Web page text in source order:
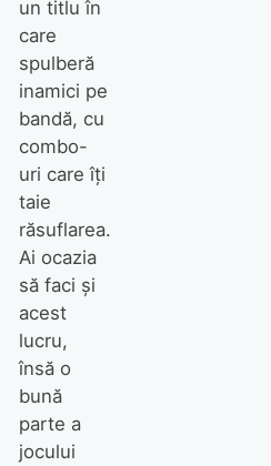
un titlu în
care
spulberă
inamici pe
bandă, cu
combo-
uri care îţi
taie
răsuflarea.
Ai ocazia
să faci şi
acest
lucru,
însă o
bună
parte a
jocului